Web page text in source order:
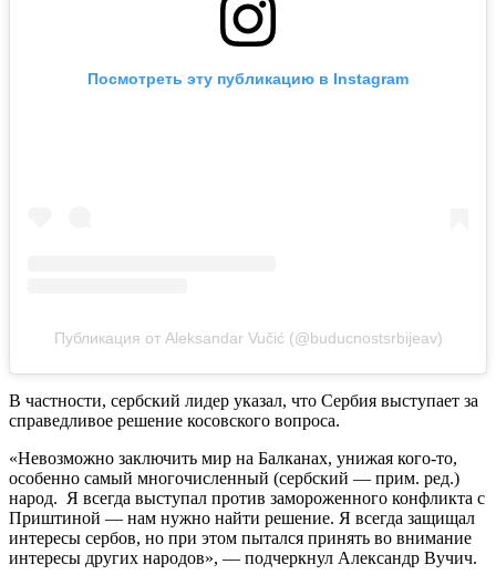
Посмотреть эту публикацию в Instagram
Публикация от Aleksandar Vučić (@buducnostsrbijeav)
В частности, сербский лидер указал, что Сербия выступает за
справедливое решение косовского вопроса.
«Невозможно заключить мир на Балканах, унижая кого-то,
особенно самый многочисленный (сербский — прим. ред.)
народ. Я всегда выступал против замороженного конфликта с
Приштиной — нам нужно найти решение. Я всегда защищал
интересы сербов, но при этом пытался принять во внимание
интересы других народов», — подчеркнул Александр Вучич.